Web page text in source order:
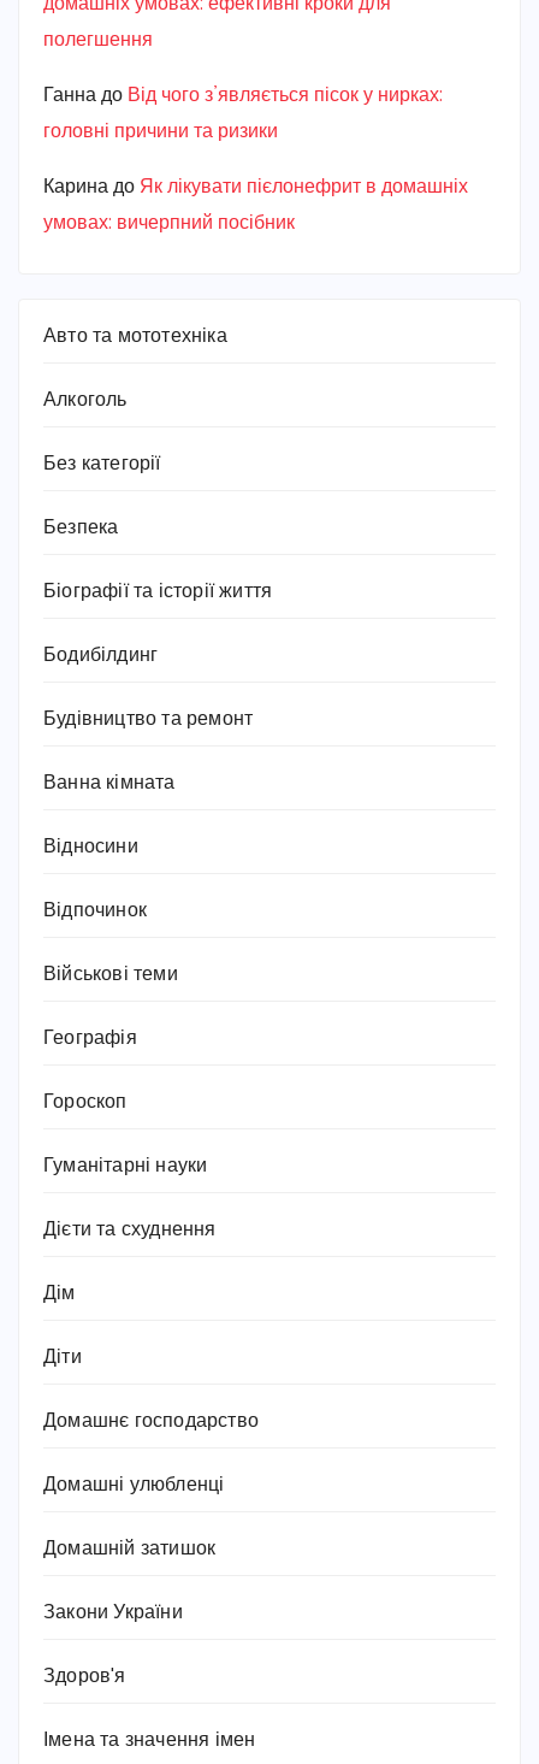
домашніх умовах: ефективні кроки для
полегшення
Ганна до Від чого з’являється пісок у нирках:
головні причини та ризики
Карина до Як лікувати пієлонефрит в домашніх
умовах: вичерпний посібник
Авто та мототехніка
Алкоголь
Без категорії
Безпека
Біографії та історії життя
Бодибілдинг
Будівництво та ремонт
Ванна кімната
Відносини
Відпочинок
Військові теми
Географія
Гороскоп
Гуманітарні науки
Дієти та схуднення
Дім
Діти
Домашнє господарство
Домашні улюбленці
Домашній затишок
Закони України
Здоров'я
Імена та значення імен